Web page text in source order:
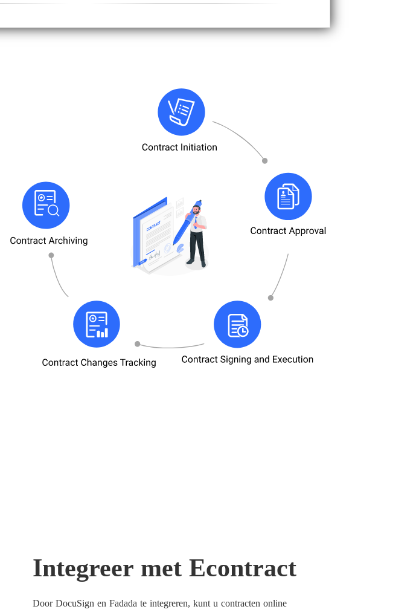
Integreer met Econtract
Door DocuSign en Fadada te integreren, kunt u contracten online